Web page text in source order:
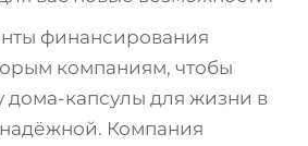
финансирования
компаниям, чтобы
дома-капсулы для жизни в
Компания